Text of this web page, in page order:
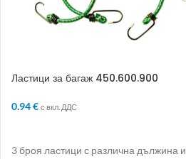
Ластици за багаж 450.600.900
0.94€ с вкл. ДДС
3 броя ластици с различна дължина и